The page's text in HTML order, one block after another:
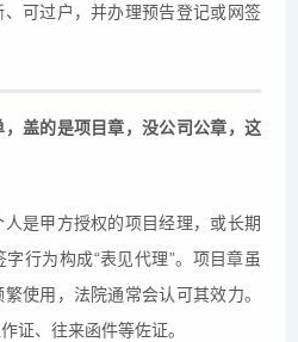
可过户，并办理预告登记或网签
盖的是项目章，没公司公章，这
是甲方授权的项目经理，或长期
行为构成“表见代理”。项目章虽
使用，法院通常会认可其效力。
证、往来函件等佐证。